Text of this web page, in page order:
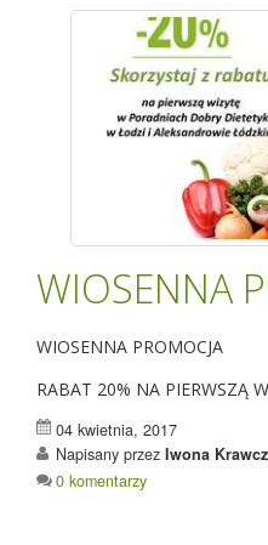
WIOSENNA
WIOSENNA PROMOCJA
RABAT 20% NA PIERWSZĄ
04 kwietnia, 2017
Napisany przez Iwona
0 komentarzy